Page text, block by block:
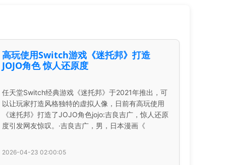
高玩使用Switch游戏《迷托邦》打造
JOJO角色 惊人还原度
任天堂Switch经典游戏《迷托邦》于2021年推出，可
以让玩家打造风格独特的虚拟人像，日前有高玩使用
《迷托邦》打造了JOJO角色jojo:吉良吉广，惊人还原
度引发网友惊叹。·吉良吉广，男，日本漫画《
2026-04-23 02:00:05